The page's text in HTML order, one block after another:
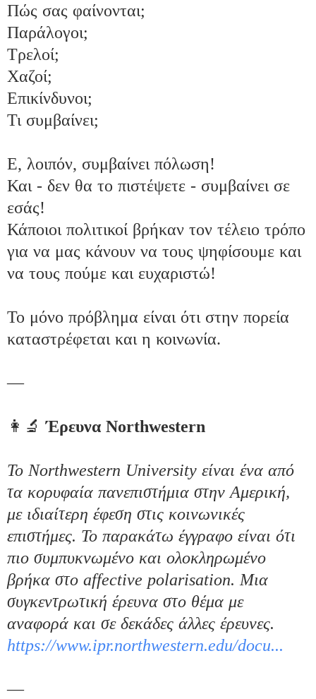
Πώς σας φαίνονται;
Παράλογοι;
Τρελοί;
Χαζοί;
Επικίνδυνοι;
Τι συμβαίνει;
Ε, λοιπόν, συμβαίνει πόλωση!
Και - δεν θα το πιστέψετε - συμβαίνει σε
εσάς!
Κάποιοι πολιτικοί βρήκαν τον τέλειο τρόπο
για να μας κάνουν να τους ψηφίσουμε και
να τους πούμε και ευχαριστώ!
Το μόνο πρόβλημα είναι ότι στην πορεία
καταστρέφεται και η κοινωνία.
—
👩‍🔬 Έρευνα Northwestern
Το Northwestern University είναι ένα από
τα κορυφαία πανεπιστήμια στην Αμερική,
με ιδιαίτερη έφεση στις κοινωνικές
επιστήμες. Το παρακάτω έγγραφο είναι ότι
πιο συμπυκνωμένο και ολοκληρωμένο
βρήκα στο affective polarisation. Μια
συγκεντρωτική έρευνα στο θέμα με
https://www.ipr.northwestern.edu/docu...
—